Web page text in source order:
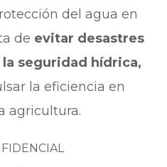
del agua en
de evitar desastres
seguridad hídrica,
la eficiencia en
agricultura.